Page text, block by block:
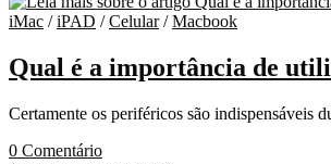
iMac /iPAD /Celular/Macbook
Qual é a importância de
Certamente os periféricos são indispensáveis
0 Comentário